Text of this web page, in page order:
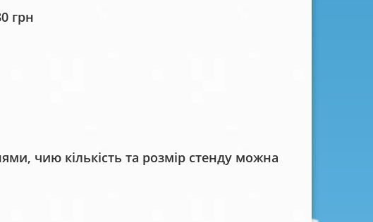
грн
чию кількість та розмір стенду можна